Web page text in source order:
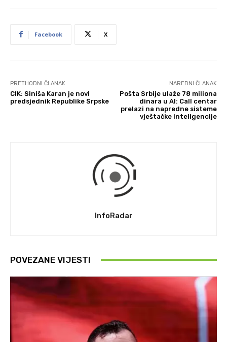
Facebook X
PRETHODNI ČLANAK
CIK: Siniša Karan je novi
predsjednik Republike Srpske
NAREDNI ČLANAK
Pošta Srbije ulaže 78 miliona
dinara u AI: Call centar
prelazi na napredne sisteme
vještačke inteligencije
InfoRadar
POVEZANE VIJESTI